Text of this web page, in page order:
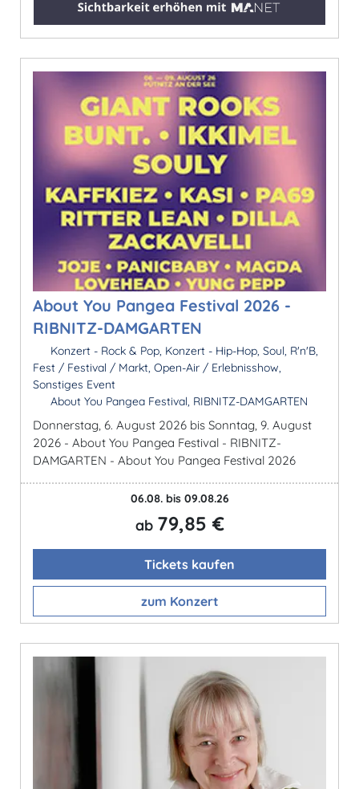
About You Pangea Festival 2026 -
RIBNITZ-DAMGARTEN
Konzert - Rock & Pop, Konzert - Hip-Hop, Soul, R'n'B,
Fest / Festival / Markt, Open-Air / Erlebnisshow,
Sonstiges Event
About You Pangea Festival, RIBNITZ-DAMGARTEN
Donnerstag, 6. August 2026 bis Sonntag, 9. August
2026 - About You Pangea Festival - RIBNITZ-
DAMGARTEN - About You Pangea Festival 2026
06.08. bis 09.08.26
ab 79,85 €
Tickets kaufen
zum Konzert